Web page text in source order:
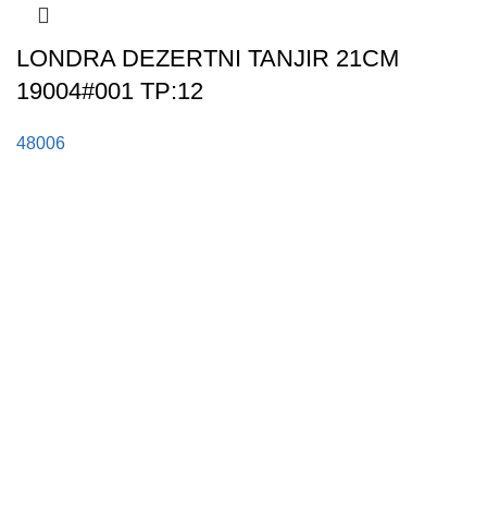
LONDRA DEZERTNI TANJIR 21CM
19004#001 TP:12
48006